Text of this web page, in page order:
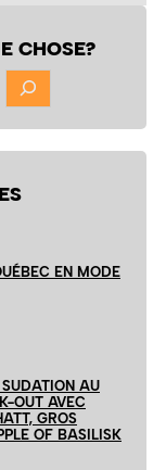
CHOSE?
EN MODE
AU
OUT AVEC
GROS
OF BASILISK